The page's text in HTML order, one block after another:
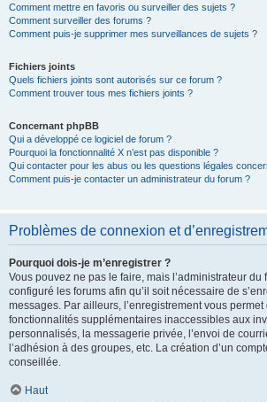
Comment mettre en favoris ou surveiller des sujets ?
Comment surveiller des forums ?
Comment puis-je supprimer mes surveillances de sujets ?
Fichiers joints
Quels fichiers joints sont autorisés sur ce forum ?
Comment trouver tous mes fichiers joints ?
Concernant phpBB
Qui a développé ce logiciel de forum ?
Pourquoi la fonctionnalité X n’est pas disponible ?
Qui contacter pour les abus ou les questions légales
Comment puis-je contacter un administrateur du forum ?
Problèmes de connexion et
Pourquoi dois-je m’enregistrer ?
Vous pouvez ne pas le faire, mais l’administrateur du
configuré les forums afin qu’il soit nécessaire de
messages. Par ailleurs, l’enregistrement vous
fonctionnalités supplémentaires inaccessibles aux
personnalisés, la messagerie privée, l’envoi de
l’adhésion à des groupes, etc. La création d’un
conseillée.
Haut